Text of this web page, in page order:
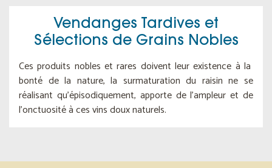
Vendanges Tardives et
Sélections de Grains Nobles
Ces produits nobles et rares doivent leur existence à la
bonté de la nature, la surmaturation du raisin ne se
réalisant qu'épisodiquement, apporte de l'ampleur et de
l'onctuosité à ces vins doux naturels.